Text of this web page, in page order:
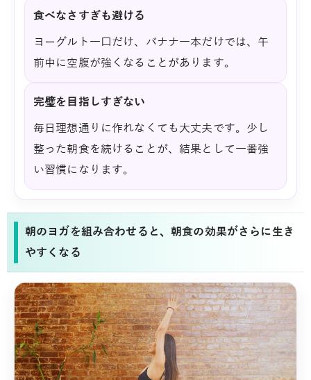
食べなさすぎも避ける
ヨーグルト一口だけ、バナナ一本だけでは、午
前中に空腹が強くなることがあります。
完璧を目指しすぎない
毎日理想通りに作れなくても大丈夫です。少し
整った朝食を続けることが、結果として一番強
い習慣になります。
朝のヨガを組み合わせると、朝食の効果がさらに生き
やすくなる